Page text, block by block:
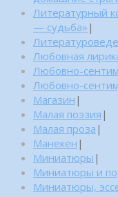
Литературный
— судьба» |
Любовная
Любовно-
Любовно-
Магазин |
Малая поэзия |
Малая проза |
Манекен |
Миниатюры |
Миниатюры и
Миниатюры,